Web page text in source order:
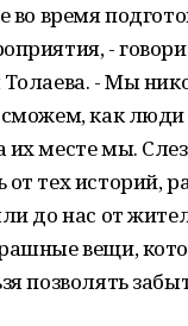
во время
-
- Мы
сможем, как
месте мы.
тех историй,
до нас от
вещи,
позволять